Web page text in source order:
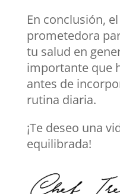
En conclusión,
prometedora
tu salud en
importante que
antes de
rutina diaria.
¡Te deseo una
equilibrada!